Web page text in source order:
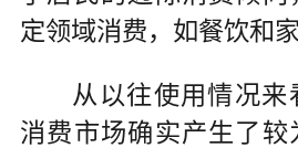
定领域消费，如餐饮和家
从以往使用情况来
消费市场确实产生了